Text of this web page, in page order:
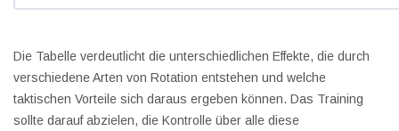
Die Tabelle verdeutlicht die unterschiedlichen Effekte, die durch
verschiedene Arten von Rotation entstehen und welche
taktischen Vorteile sich daraus ergeben können. Das Training
sollte darauf abzielen, die Kontrolle über alle diese